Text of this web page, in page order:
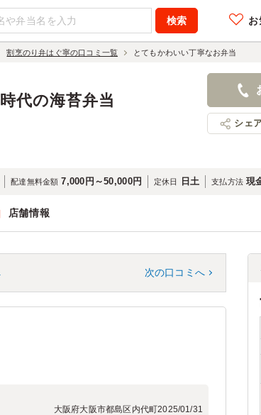
お
割烹のり弁はぐ寧の口コミ一覧 とてもかわいい丁寧なお弁当
代の海苔弁当
シェ
配達無料金額 7,000円～50,000円 定休日 日土 支払方法 現
店舗情報
次の口コミへ
大阪府大阪市都島区内代町2025/01/31